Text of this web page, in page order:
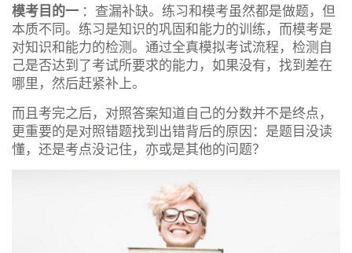
模考目的一 ：查漏补缺。练习和模考虽然都是做题，但
本质不同。练习是知识的巩固和能力的训练，而模考是
对知识和能力的检测。通过全真模拟考试流程，检测自
己是否达到了考试所要求的能力，如果没有，找到差在
哪里，然后赶紧补上。
而且考完之后，对照答案知道自己的分数并不是终点，
更重要的是对照错题找到出错背后的原因：是题目没读
懂，还是考点没记住，亦或是其他的问题？